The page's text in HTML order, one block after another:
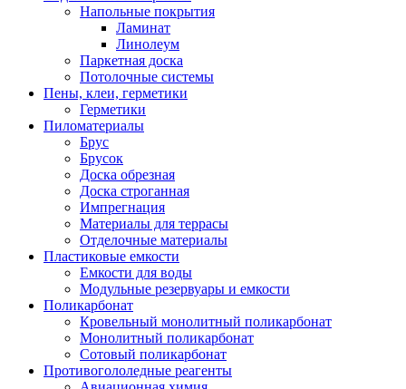
Напольные покрытия
Ламинат
Линолеум
Паркетная доска
Потолочные системы
Пены, клеи, герметики
Герметики
Пиломатериалы
Брус
Брусок
Доска обрезная
Доска строганная
Импрегнация
Материалы для террасы
Отделочные материалы
Пластиковые емкости
Емкости для воды
Модульные резервуары и емкости
Поликарбонат
Кровельный монолитный поликарбонат
Монолитный поликарбонат
Сотовый поликарбонат
Противогололедные реагенты